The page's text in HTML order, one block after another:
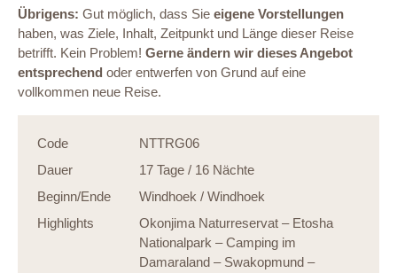
Übrigens: Gut möglich, dass Sie eigene Vorstellungen
haben, was Ziele, Inhalt, Zeitpunkt und Länge dieser Reise
betrifft. Kein Problem! Gerne ändern wir dieses Angebot
entsprechend oder entwerfen von Grund auf eine
vollkommen neue Reise.
Code
NTTRG06
Dauer
17 Tage / 16 Nächte
Beginn/Ende
Windhoek / Windhoek
Highlights
Okonjima Naturreservat – Etosha
Nationalpark – Camping im
Damaraland – Swakopmund –